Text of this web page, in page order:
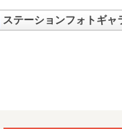
ステーションフォトギャ